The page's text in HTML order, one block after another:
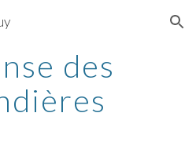
Skip to navigation
des